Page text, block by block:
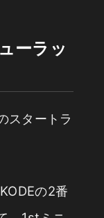
ーラッ
スタートラ
の2番